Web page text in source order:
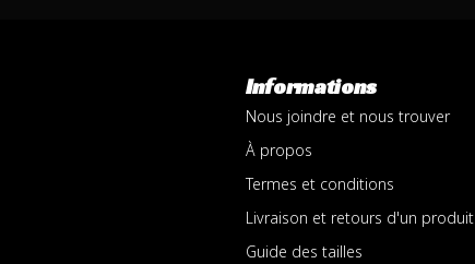
Informations
Nous joindre et nous trouver
À propos
Termes et conditions
Livraison et retours d'un produit
Guide des tailles